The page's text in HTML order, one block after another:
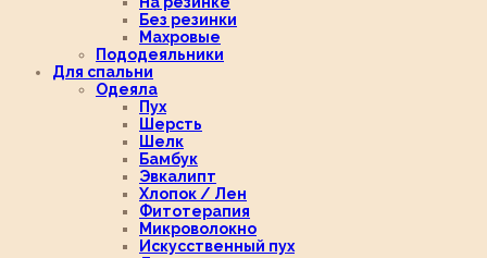
Без резинки
Махровые
Пододеяльники
Для спальни
Одеяла
Пух
Шерсть
Шелк
Бамбук
Эвкалипт
Хлопок / Лен
Фитотерапия
Микроволокно
Искусственный пух